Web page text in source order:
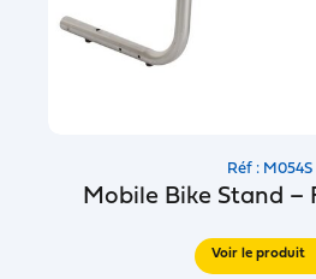
Réf : M054S
Mobile Bike Stand –
Voir le produit